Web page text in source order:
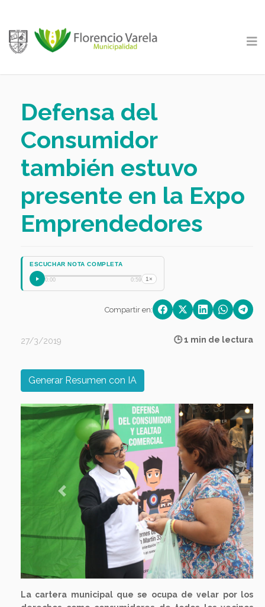
Defensa del
Consumidor
también estuvo
presente en la Expo
Emprendedores
ESCUCHAR NOTA COMPLETA
0:00 0:59 1×
Compartir en:
27/3/2019 🕒 1 min de lectura
Generar Resumen con IA
Previous Next
La cartera municipal que se ocupa de velar por los